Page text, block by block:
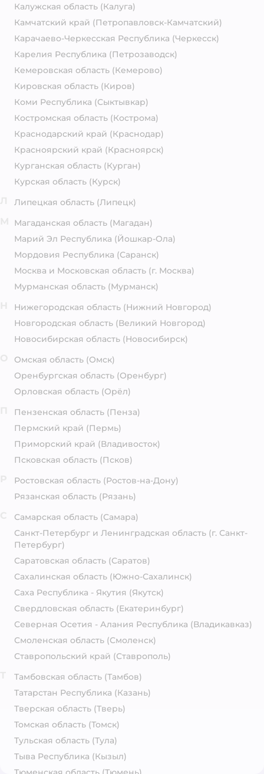
Калужская область (Калуга)
Камчатский край (Петропавловск-Камчатский)
Карачаево-Черкесская Республика (Черкесск)
Карелия Республика (Петрозаводск)
Кемеровская область (Кемерово)
Кировская область (Киров)
Коми Республика (Сыктывкар)
Костромская область (Кострома)
Краснодарский край (Краснодар)
Красноярский край (Красноярск)
Курганская область (Курган)
Курская область (Курск)
Липецкая область (Липецк)
Магаданская область (Магадан)
Марий Эл Республика (Йошкар-Ола)
Мордовия Республика (Саранск)
Москва и Московская область (г. Москва)
Мурманская область (Мурманск)
Нижегородская область (Нижний Новгород)
Новгородская область (Великий Новгород)
Новосибирская область (Новосибирск)
Омская область (Омск)
Оренбургская область (Оренбург)
Орловская область (Орёл)
Пензенская область (Пенза)
Пермский край (Пермь)
Приморский край (Владивосток)
Псковская область (Псков)
Ростовская область (Ростов-на-Дону)
Рязанская область (Рязань)
Самарская область (Самара)
Санкт-Петербург и Ленинградская область (г. Санкт-
Петербург)
Саратовская область (Саратов)
Сахалинская область (Южно-Сахалинск)
Саха Республика - Якутия (Якутск)
Свердловская область (Екатеринбург)
Северная Осетия - Алания Республика (Владикавказ)
Смоленская область (Смоленск)
Ставропольский край (Ставрополь)
Тамбовская область (Тамбов)
Татарстан Республика (Казань)
Тверская область (Тверь)
Томская область (Томск)
Тульская область (Тула)
Тыва Республика (Кызыл)